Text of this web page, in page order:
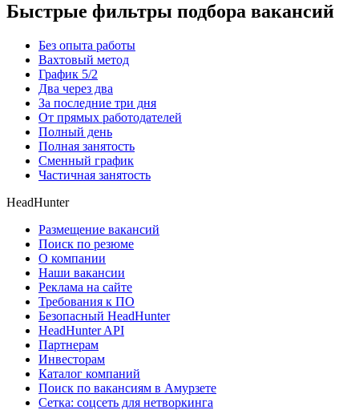
Быстрые фильтры подбора вакансий
Без опыта работы
Вахтовый метод
График 5/2
Два через два
За последние три дня
От прямых работодателей
Полный день
Полная занятость
Сменный график
Частичная занятость
HeadHunter
Размещение вакансий
Поиск по резюме
О компании
Наши вакансии
Реклама на сайте
Требования к ПО
Безопасный HeadHunter
HeadHunter API
Партнерам
Инвесторам
Каталог компаний
Поиск по вакансиям в Амурзете
Сетка: соцсеть для нетворкинга